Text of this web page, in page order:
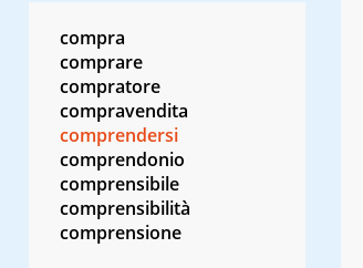
compra
comprare
compratore
compravendita
comprendersi
comprendonio
comprensibile
comprensibilità
comprensione